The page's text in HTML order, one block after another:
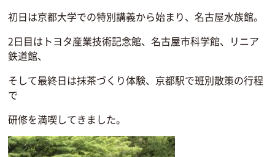
初日は京都大学での特別講義から始まり、名古屋水族館。
2日目はトヨタ産業技術記念館、名古屋市科学館、リニア
鉄道館、
そして最終日は抹茶づくり体験、京都駅で班別散策の行程
で
研修を満喫してきました。